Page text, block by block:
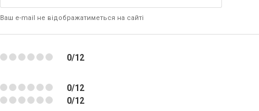
Ваш e-mail не відображатиметься на сайті
0/12
0/12
0/12